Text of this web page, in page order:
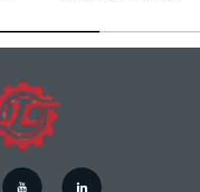
Getriebegehäuse für